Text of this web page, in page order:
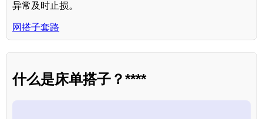
异常及时止损。
网搭子套路
什么是床单搭子？****